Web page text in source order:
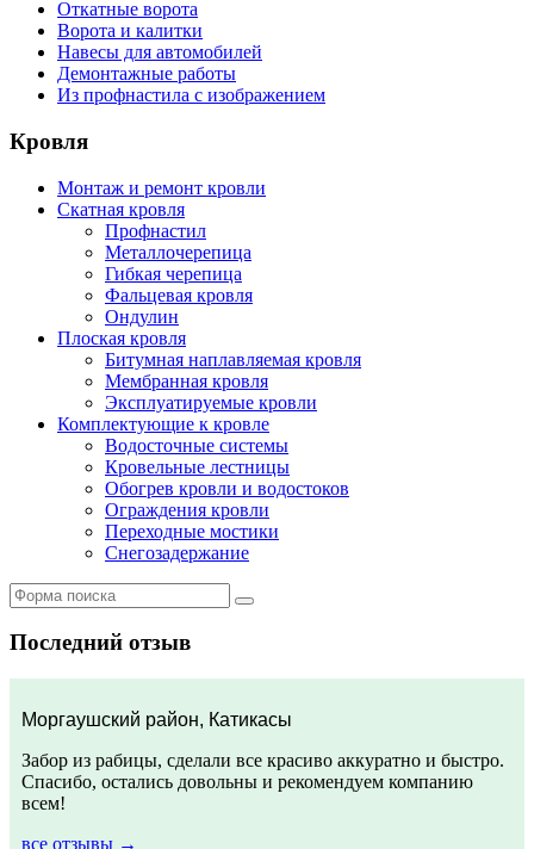
Откатные ворота
Ворота и калитки
Навесы для автомобилей
Демонтажные работы
Из профнастила с изображением
Кровля
Монтаж и ремонт кровли
Скатная кровля
Профнастил
Металлочерепица
Гибкая черепица
Фальцевая кровля
Ондулин
Плоская кровля
Битумная наплавляемая кровля
Мембранная кровля
Эксплуатируемые кровли
Комплектующие к кровле
Водосточные системы
Кровельные лестницы
Обогрев кровли и водостоков
Ограждения кровли
Переходные мостики
Снегозадержание
Последний отзыв
Моргаушский район, Катикасы
Забор из рабицы, сделали все красиво аккуратно и быстро.
Спасибо, остались довольны и рекомендуем компанию
всем!
все отзывы →